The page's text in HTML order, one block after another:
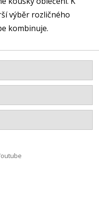
výběr rozličného
kombinuje.